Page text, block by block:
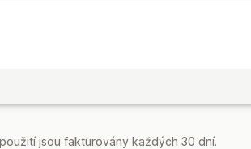
jsou fakturovány každých 30 dní.